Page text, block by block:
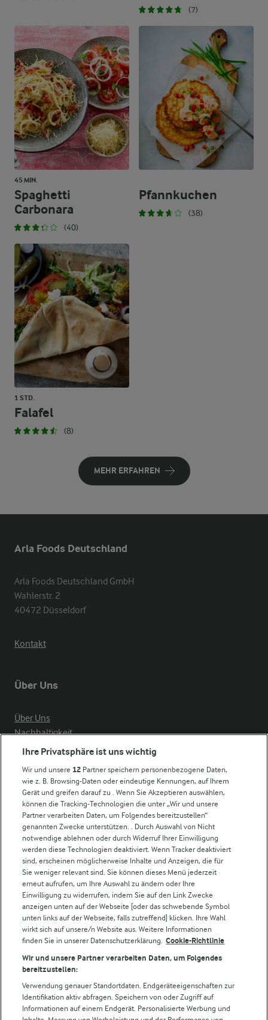
(7)
45 MIN.
Spaghetti
Carbonara
(40)
Pfannkuchen
(38)
1 STD.
Falafel
(8)
MEHR ERFAHREN
Arla Foods Deutschland
Arla Foods Deutschland GmbH
Wahlerstr. 2
40472 Düsseldorf
Kontakt
Über Uns
Über Uns
Nachhaltigkeit
Compliance
Arla in anderen Ländern
Weitere Arla Websites
Castello
Lurpak
Arla Pro
Für unsere Landwirt:innen
Folge uns!
Ihre Privatsphäre ist uns wichtig
Wir und unsere 12 Partner speichern personenbezogene Daten,
wie z. B. Browsing-Daten oder eindeutige Kennungen, auf Ihrem
Gerät und greifen darauf zu . Wenn Sie Akzeptieren auswählen,
können die Tracking-Technologien die unter „Wir und unsere
Partner verarbeiten Daten, um Folgendes bereitzustellen“
genannten Zwecke unterstützen. . Durch Auswahl von Nicht
notwendige ablehnen oder durch Widerruf Ihrer Einwilligung
werden diese Technologien deaktiviert. Wenn Tracker deaktiviert
sind, erscheinen möglicherweise Inhalte und Anzeigen, die für
Sie weniger relevant sind. Sie können dieses Menü jederzeit
erneut aufrufen, um Ihre Auswahl zu ändern oder Ihre
Einwilligung zu widerrufen, indem Sie auf den Link Zwecke
anzeigen unten auf der Webseite [oder das schwebende Symbol
unten links auf der Webseite, falls zutreffend] klicken. Ihre Wahl
wirkt sich auf unsere/n Website aus. Weitere Informationen
finden Sie in unserer Datenschutzerklärung. Cookie-Richtlinie
Wir und unsere Partner verarbeiten Daten, um Folgendes
bereitzustellen:
Verwendung genauer Standortdaten. Endgeräteeigenschaften zur
Identifikation aktiv abfragen. Speichern von oder Zugriff auf
Informationen auf einem Endgerät. Personalisierte Werbung und